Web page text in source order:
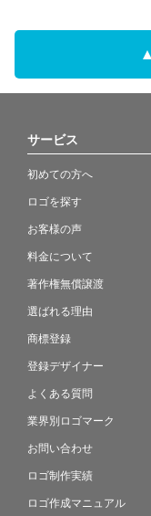
サービス
初めての方へ
ロゴを探す
お客様の声
料金について
著作権無償譲渡
選ばれる理由
商標登録
登録デザイナー
よくある質問
業界別ロゴマーク
お問い合わせ
ロゴ制作実績
ロゴ作成マニュアル